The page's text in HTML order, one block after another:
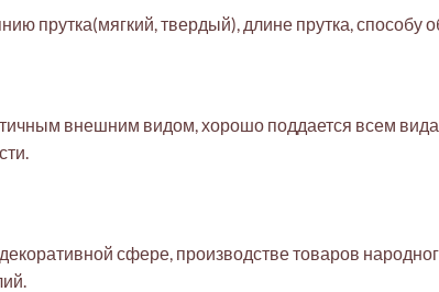
прутка(мягкий, твердый), длине прутка, способу
внешним видом, хорошо поддается всем
сфере, производстве товаров